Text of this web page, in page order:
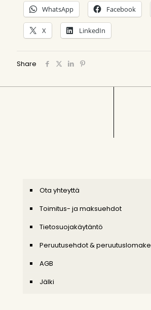
WhatsApp Facebook
X LinkedIn
Share
Ota yhteyttä
Toimitus- ja maksuehdot
Tietosuojakäytäntö
Peruutusehdot & peruutuslomake
AGB
Jälki